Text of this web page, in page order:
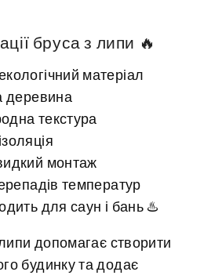
бруса з липи 🔥
матеріал
деревина
текстура
монтаж
температур
для саун і бань ♨️
липи допомагає створити
будинку та додає